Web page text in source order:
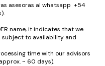
asesoras al whatsapp +54
name, it indicates that we
subject to availability and
time with our advisors
~ 60 days).